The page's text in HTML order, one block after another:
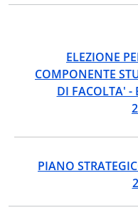
ELEZIONE
COMPONENTE
DI FACOLTA' -
PIANO